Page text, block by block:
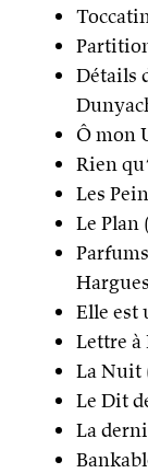
Détails
Ô mon
Rien
Les
Le Plan
Elle est
Lettre à
La Nuit
Le Dit
La